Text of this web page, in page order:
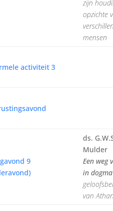
zijn
opzichte
mensen
activiteit 3
9
ds.
Mulder
Een weg
in
van